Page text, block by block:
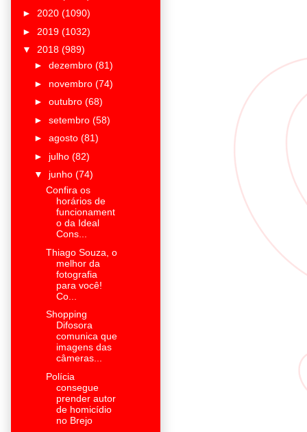
► 2020 (1090)
► 2019 (1032)
▼ 2018 (989)
► dezembro (81)
► novembro (74)
► outubro (68)
► setembro (58)
► agosto (81)
► julho (82)
▼ junho (74)
Confira os
horários de
funcionament
o da Ideal
Cons...
Thiago Souza, o
melhor da
fotografia
para você!
Co...
Shopping
Difosora
comunica que
imagens das
câmeras...
Polícia
consegue
prender autor
de homicídio
no Brejo